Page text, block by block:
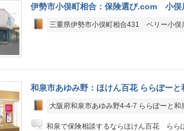
伊勢市小俣町相合：保険選び.com 小俣
三重県伊勢市小俣町相合431 ベリー小俣
和泉市あゆみ野：ほけん百花 ららぽーと
大阪府和泉市あゆみ野4-4-7 ららぽーと和
和泉で保険相談するならほけん百花 らら